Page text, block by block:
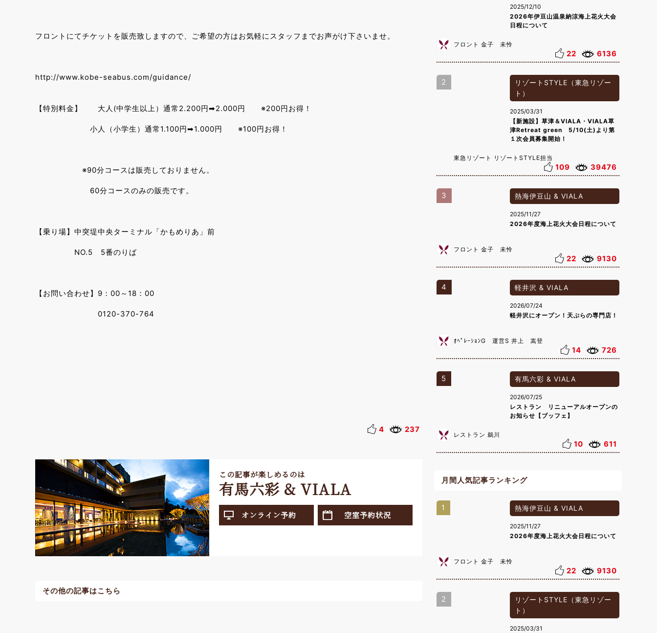
フロントにてチケットを販売致しますので、ご希望の方はお気軽にスタッフまでお声がけ下さいませ。
http://www.kobe-seabus.com/guidance/
【特別料金】 大人(中学生以上）通常2.200円➡2.000円 ※200円お得！
小人（小学生）通常1.100円➡1.000円 ※100円お得！
※90分コースは販売しておりません。
60分コースのみの販売です。
【乗り場】中突堤中央ターミナル「かもめりあ」前
NO.5 5番のりば
【お問い合わせ】9：00～18：00
0120-370-764
4 237
この記事が楽しめるのは
有馬六彩 & VIALA
オンライン予約 空室予約状況
その他の記事はこちら
2025/12/10
2026年伊豆山温泉納涼海上花火大会
日程について
フロント 金子 未怜
22 6136
2
リゾートSTYLE（東急リゾー
ト）
2025/03/31
【新施設】草津＆VIALA・VIALA草
津Retreat green 5/10(土)より第
１次会員募集開始！
東急リゾート リゾートSTYLE担当
109 39476
3 熱海伊豆山 & VIALA
2025/11/27
2026年度海上花火大会日程について
フロント 金子 未怜
22 9130
4 軽井沢 & VIALA
2026/07/24
軽井沢にオープン！天ぷらの専門店！
ｵﾍﾟﾚｰｼｮﾝG 運営S 井上 嵩登
14 726
5 有馬六彩 & VIALA
2026/07/25
レストラン リニューアルオープンの
お知らせ【ブッフェ】
レストラン 鵜川
10 611
月間人気記事ランキング
1 熱海伊豆山 & VIALA
2025/11/27
2026年度海上花火大会日程について
フロント 金子 未怜
22 9130
2
リゾートSTYLE（東急リゾー
ト）
2025/03/31